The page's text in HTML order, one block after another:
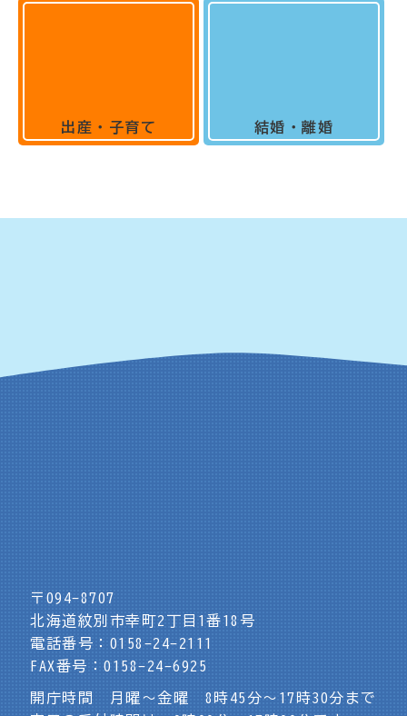
出産・子育て 結婚・離婚
〒094-8707
北海道紋別市幸町2丁目1番18号
電話番号：0158-24-2111
FAX番号：0158-24-6925
開庁時間 月曜～金曜 8時45分～17時30分まで